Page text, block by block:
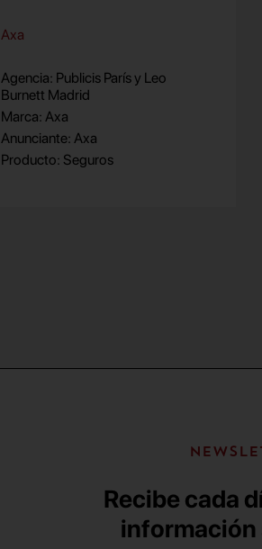
Axa
Agencia: Publicis París y Leo
Burnett Madrid
Marca: Axa
Anunciante: Axa
Producto: Seguros
Recibe cada
información